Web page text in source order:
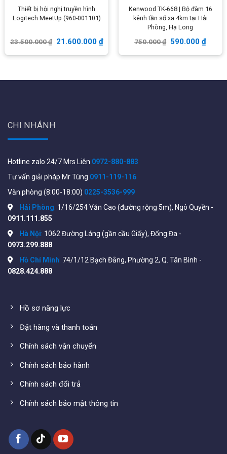
Tính năng khác Chưa cập nhật
Thông số kỹ thuật chi tiết trong file datasheet từ nhà sản
xuất xem tại đây:https://www.toshiba-
cho nhiều hệ thống giám sát an ninh, kết quả cho thấy độ
của hệ thống camera tại đây:
Thiết bị hội nghị truyền hình
Logitech MeetUp (960-001101)
23.500.000₫ 21.600.000 ₫
Kenwood TK-668 | Bộ đàm 16
kênh tần số xa 4km tại Hải
Phòng, Hạ Long
750.000₫ 590.000₫
CHI NHÁNH
Hotline zalo 24/7 Mrs Liên 0972-880-883
Tư vấn giải pháp Mr Tùng 0911-119-116
Văn phòng (8:00-18:00) 0225-3536-999
Hải Phòng: 1/16/254 Văn Cao (đường rộng 5m), Ngô Quyền -
0911.111.855
Hà Nội: 1062 Đường Láng (gần cầu Giấy), Đống Đa -
0973.299.888
Hồ Chí Minh: 74/1/12 Bạch Đằng, Phường 2, Q. Tân Bình -
0828.424.888
Hồ sơ năng lực
Đặt hàng và thanh toán
Chính sách vận chuyển
Chính sách bảo hành
Chính sách đổi trả
Chính sách bảo mật thông tin